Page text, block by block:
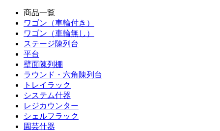
商品一覧
ワゴン（車輪付き）
ワゴン（車輪無し）
ステージ陳列台
平台
壁面陳列棚
ラウンド・六角陳列台
トレイラック
システム什器
レジカウンター
シェルフラック
園芸什器